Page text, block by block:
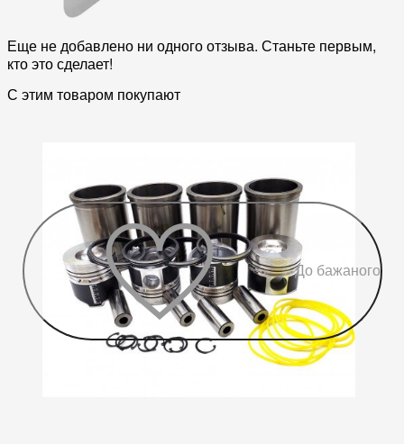
Еще не добавлено ни одного отзыва. Станьте первым,
кто это сделает!
С этим товаром покупают
До бажаного